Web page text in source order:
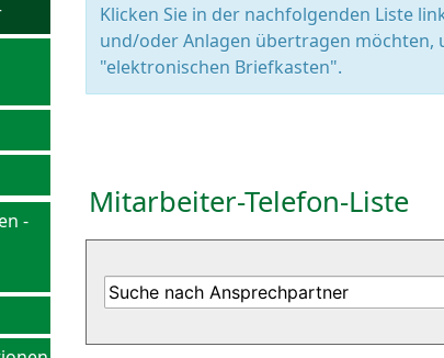
-
Klicken Sie in der nachfolgenden Liste
und/oder Anlagen übertragen möchten,
"elektronischen Briefkasten".
Mitarbeiter-Telefon-Liste